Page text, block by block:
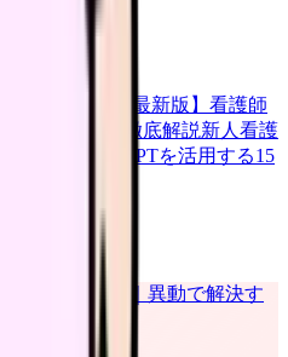
【2026年最新版】 看護師
の最新情報を徹底解説新人看護
看護師がChatGPTを活用する15